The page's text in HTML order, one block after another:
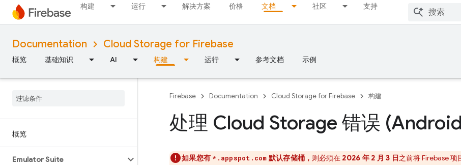
构建 运行 解决方案 价格 文档 社区 支持
Documentation Cloud Storage for Firebase
概览 基础知识 AI 构建 运行 参考文档 示例
概览
Emulator Suite
Firebase Documentation Cloud Storage for Firebase 构建
处理 Cloud Storage 错误
如果您有 *.appspot.com 默认存储桶， 则必须在 2026 年 2 月 3 日之前将 Firebase 项